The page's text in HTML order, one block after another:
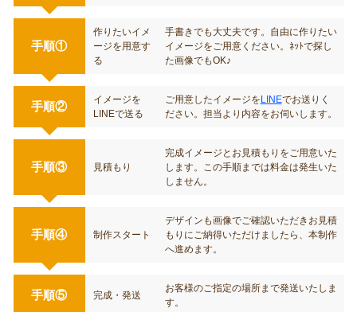
手順①
作りたいイメ
ージを用意す
る
手書きでも大丈夫です。自由に作りたい
イメージをご用意ください。ﾈｯﾄで探し
た画像でもOK♪
手順②
イメージを
LINEで送る
ご用意したイメージを LINEでお送りく
ださい。担当より内容をお伺いします。
手順③ 見積もり
完成イメージとお見積もりをご用意いた
します。この手順までは料金は発生いた
しません。
手順④ 制作スタート
デザインも画像でご確認いただきお見積
もりにご納得いただけましたら、本制作
へ進めます。
手順⑤ 完成・発送
お客様のご指定の場所まで発送いたしま
す。